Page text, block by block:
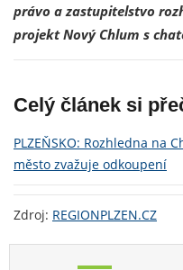
právo a zastupitelstvo
projekt Nový Chlum s
Celý článek si
PLZEŇSKO: Rozhledna na
město zvažuje odkoupení
Zdroj: REGIONPLZEN.CZ